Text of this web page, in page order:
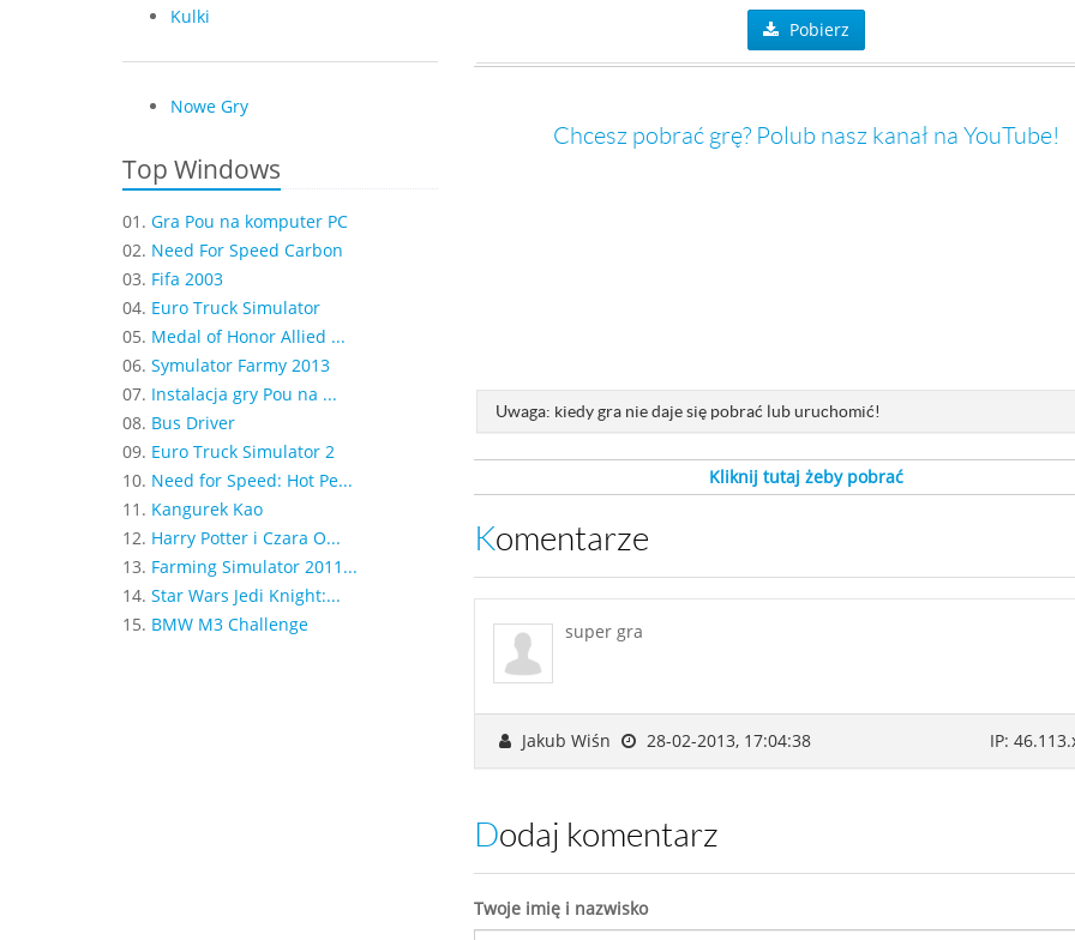
Kulki
Nowe Gry
Top Windows
01. Gra Pou na komputer PC
02. Need For Speed Carbon
03. Fifa 2003
04. Euro Truck Simulator
05. Medal of Honor Allied ...
06. Symulator Farmy 2013
07. Instalacja gry Pou na ...
08. Bus Driver
09. Euro Truck Simulator 2
10. Need for Speed: Hot Pe...
11. Kangurek Kao
12. Harry Potter i Czara O...
13. Farming Simulator 2011...
14. Star Wars Jedi Knight:...
15. BMW M3 Challenge
Pobierz
Chcesz pobrać grę? Polub nasz kanał na YouTube!
Uwaga: kiedy gra nie daje się pobrać lub uruchomić!
Kliknij tutaj żeby pobrać
Komentarze
super gra
Jakub Wiśn 28-02-2013, 17:04:38 IP:
Dodaj komentarz
Twoje imię i nazwisko